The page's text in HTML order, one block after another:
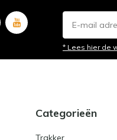
* Lees hier de
Categorieën
Trakker